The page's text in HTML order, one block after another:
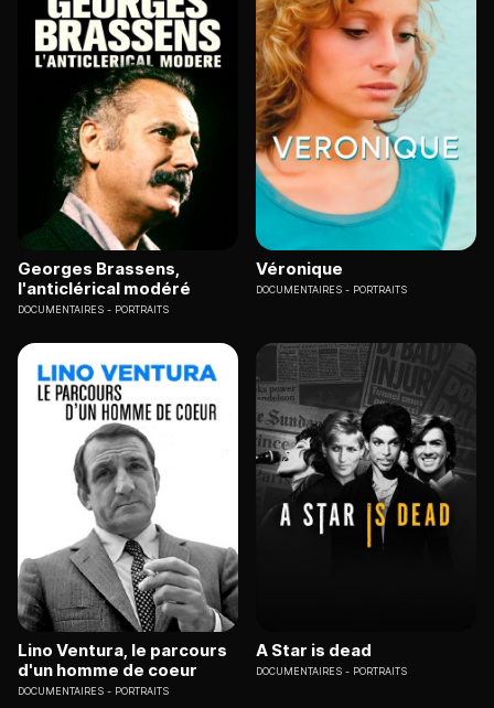
Georges Brassens,
l'anticlérical modéré
DOCUMENTAIRES PORTRAITS
Véronique
DOCUMENTAIRES PORTRAITS
Lino Ventura, le parcours
d'un homme de coeur
DOCUMENTAIRES PORTRAITS
A Star is dead
DOCUMENTAIRES PORTRAITS